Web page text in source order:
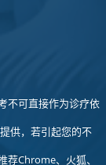
不可直接作为诊疗依
供，若引起您的不
荐Chrome、火狐、